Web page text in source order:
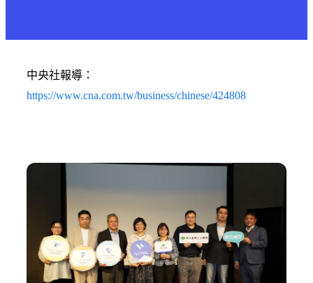
中央社報導：
https://www.cna.com.tw/business/chinese/424808